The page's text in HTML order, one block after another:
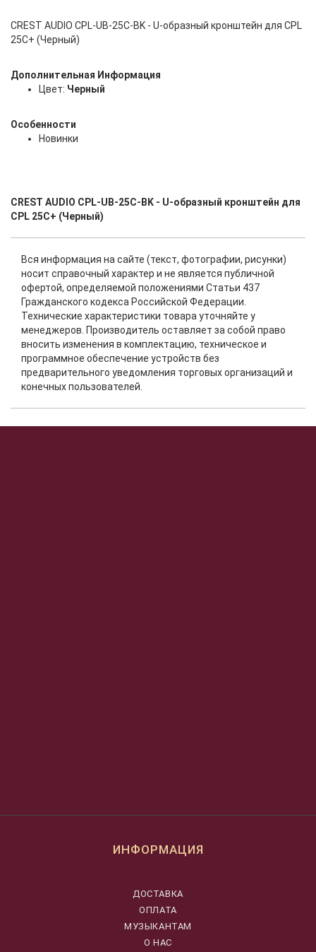
CREST AUDIO CPL-UB-25C-BK - U-образный кронштейн для CPL
25C+ (Черный)
Дополнительная Информация
Цвет: Черный
Особенности
Новинки
CREST AUDIO CPL-UB-25C-BK - U-образный кронштейн для
CPL 25C+ (Черный)
Вся информация на сайте (текст, фотографии, рисунки)
носит справочный характер и не является публичной
офертой, определяемой положениями Статьи 437
Гражданского кодекса Российской Федерации.
Технические характеристики товара уточняйте у
менеджеров. Производитель оставляет за собой право
вносить изменения в комплектацию, техническое и
программное обеспечение устройств без
предварительного уведомления торговых организаций и
конечных пользователей.
ИНФОРМАЦИЯ
ДОСТАВКА
ОПЛАТА
МУЗЫКАНТАМ
О НАС